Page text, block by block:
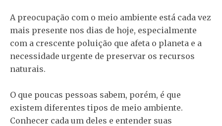
A preocupação com o meio ambiente está cada vez
mais presente nos dias de hoje, especialmente
com a crescente poluição que afeta o planeta e a
necessidade urgente de preservar os recursos
naturais.
O que poucas pessoas sabem, porém, é que
existem diferentes tipos de meio ambiente.
Conhecer cada um deles e entender suas